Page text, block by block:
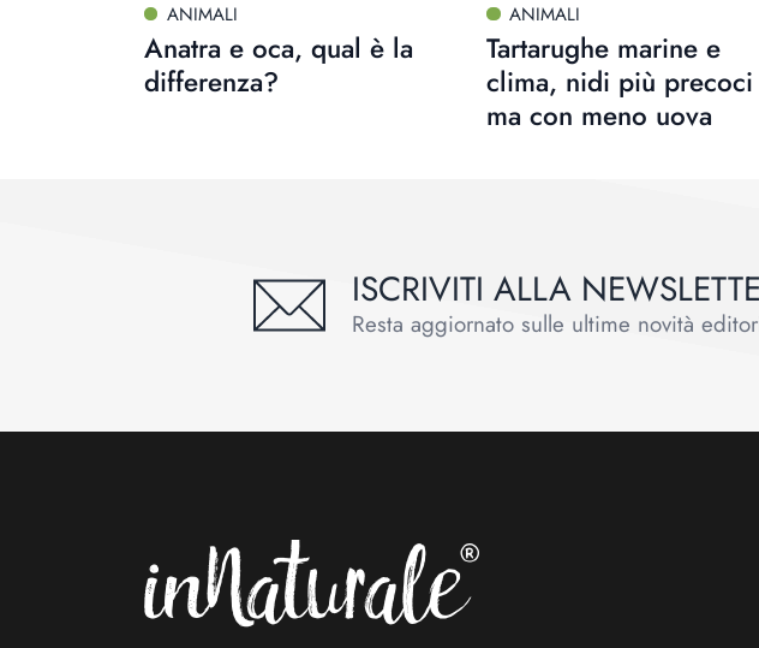
ANIMALI
Anatra e oca, qual è la
differenza?
ANIMALI
Tartarughe marine e
clima, nidi più precoci
ma con meno uova
ISCRIVITI ALLA
Resta aggiornato sulle ultime novità